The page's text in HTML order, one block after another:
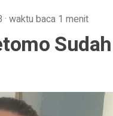
· waktu baca 1 menit